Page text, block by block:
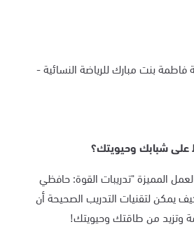
فاطمة بنت مبارك للرياضة النسائية -
على شبابك وحيويتك؟
المميزة "تدريبات القوة: حافظي
يمكن لتقنيات التدريب الصحيحة أن
وتزيد من طاقتك وحيويتك!